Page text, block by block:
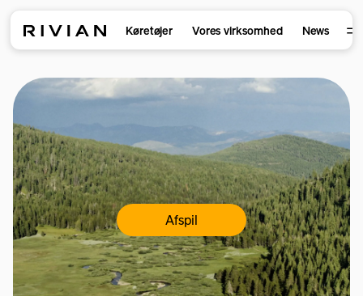
Køretøjer Vores virksomhed News
Afspil